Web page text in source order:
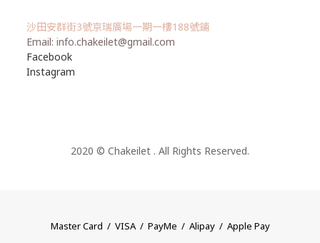
沙田安群街3號京瑞廣場一期一樓188號鋪
Email: info.chakeilet@gmail.com
Facebook
Instagram
2020 © Chakeilet . All Rights Reserved.
Master Card / VISA / PayMe / Alipay / Apple Pay